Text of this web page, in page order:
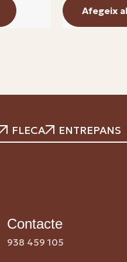
Afegeix
FLECA ENTREPANS
Contacte
938 459 105